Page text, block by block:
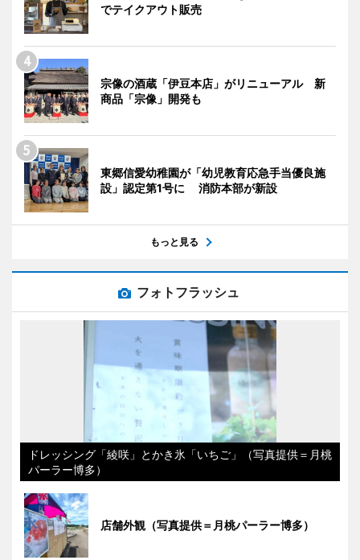
でテイクアウト販売
宗像の酒蔵「伊豆本店」がリニューアル 新
商品「宗像」開発も
東郷信愛幼稚園が「幼児教育応急手当優良施
設」認定第1号に 消防本部が新設
もっと見る
フォトフラッシュ
ドレッシング「綾咲」とかき氷「いちご」（写真提供＝月桃
パーラー博多）
店舗外観（写真提供＝月桃パーラー博多）